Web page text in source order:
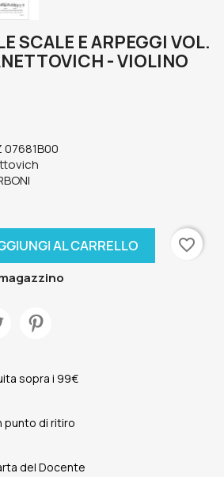
SCALE E ARPEGGI VOL.
- VIOLINO
AL CARRELLO
favorite_border
sopra i 99€
punto di ritiro
del Docente